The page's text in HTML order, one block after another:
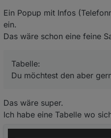
Das ist schon
Was wäre denn
ausblenden?
Ein Popup mit Infos
ein.
Das wäre schon eine feine
Tabelle:
Du möchtest den aber
Das wäre super.
Ich habe eine Tabelle wo